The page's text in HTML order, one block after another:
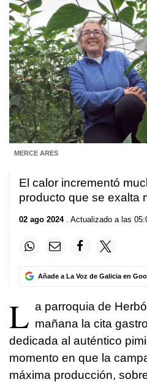
MERCE ARES
El calor incrementó
producto que se exalta
02 ago 2024. Actualizado a las
Añade a La Voz de Galicia en
L a parroquia de
mañana la cita
dedicada al auténtico
momento en que la
máxima producción,